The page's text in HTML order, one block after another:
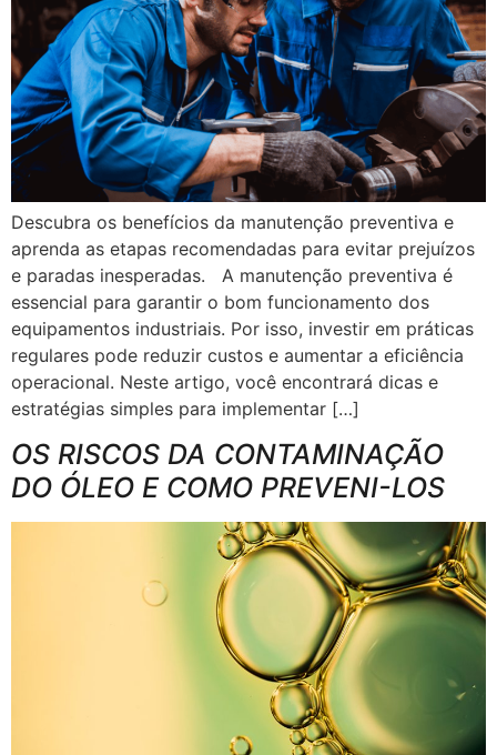
Descubra os benefícios da manutenção preventiva e
aprenda as etapas recomendadas para evitar prejuízos
e paradas inesperadas. A manutenção preventiva é
essencial para garantir o bom funcionamento dos
equipamentos industriais. Por isso, investir em práticas
regulares pode reduzir custos e aumentar a eficiência
operacional. Neste artigo, você encontrará dicas e
estratégias simples para implementar […]
OS RISCOS DA CONTAMINAÇÃO
DO ÓLEO E COMO PREVENI-LOS